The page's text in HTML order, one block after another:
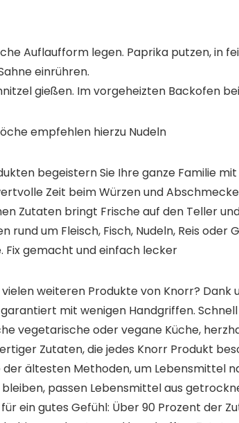
Auflaufform legen. Paprika putzen, in
einrühren.
gießen. Im vorgeheizten Backofen
empfehlen hierzu Nudeln
begeistern Sie Ihre ganze Familie
Zeit beim Würzen und
Zutaten bringt Frische auf den Teller
rund um Fleisch, Fisch, Nudeln, Reis
Fix gemacht und einfach lecker
vielen weiteren Produkte von Knorr?
mit wenigen Handgriffen.
vegetarische oder vegane Küche,
Zutaten, die jedes Knorr Produkt
der ältesten Methoden, um Lebensmittel
passen Lebensmittel aus
ein gutes Gefühl: Über 90 Prozent der